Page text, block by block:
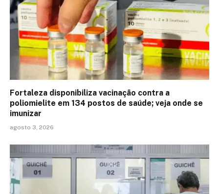
Fortaleza disponibiliza vacinação contra a
poliomielite em 134 postos de saúde; veja onde se
imunizar
agosto 3, 2026